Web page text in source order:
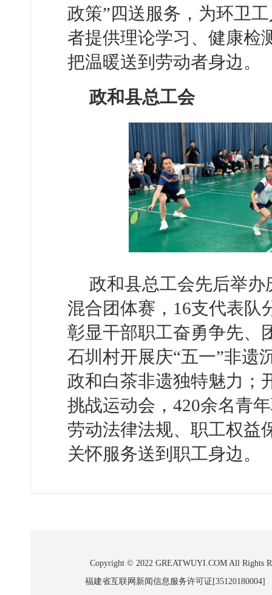
政策”四送服务，为环卫
者提供理论学习、健康检
把温暖送到劳动者身边。
政和县总工会
政和县总工会先后举办
混合团体赛，16支代表队
彰显干部职工奋勇争先、
石圳村开展庆“五一”非遗
政和白茶非遗独特魅力；
挑战运动会，420余名青
劳动法律法规、职工权益
关怀服务送到职工身边。
Copyright © 2022 GREATWUYI.COM All Rights
福建省互联网新闻信息服务许可证